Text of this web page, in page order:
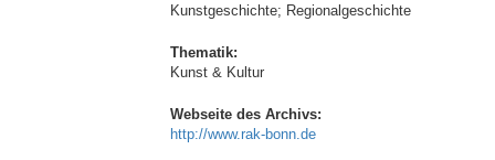
Kunstgeschichte; Regionalgeschichte
Thematik:
Kunst & Kultur
Webseite des Archivs:
http://www.rak-bonn.de